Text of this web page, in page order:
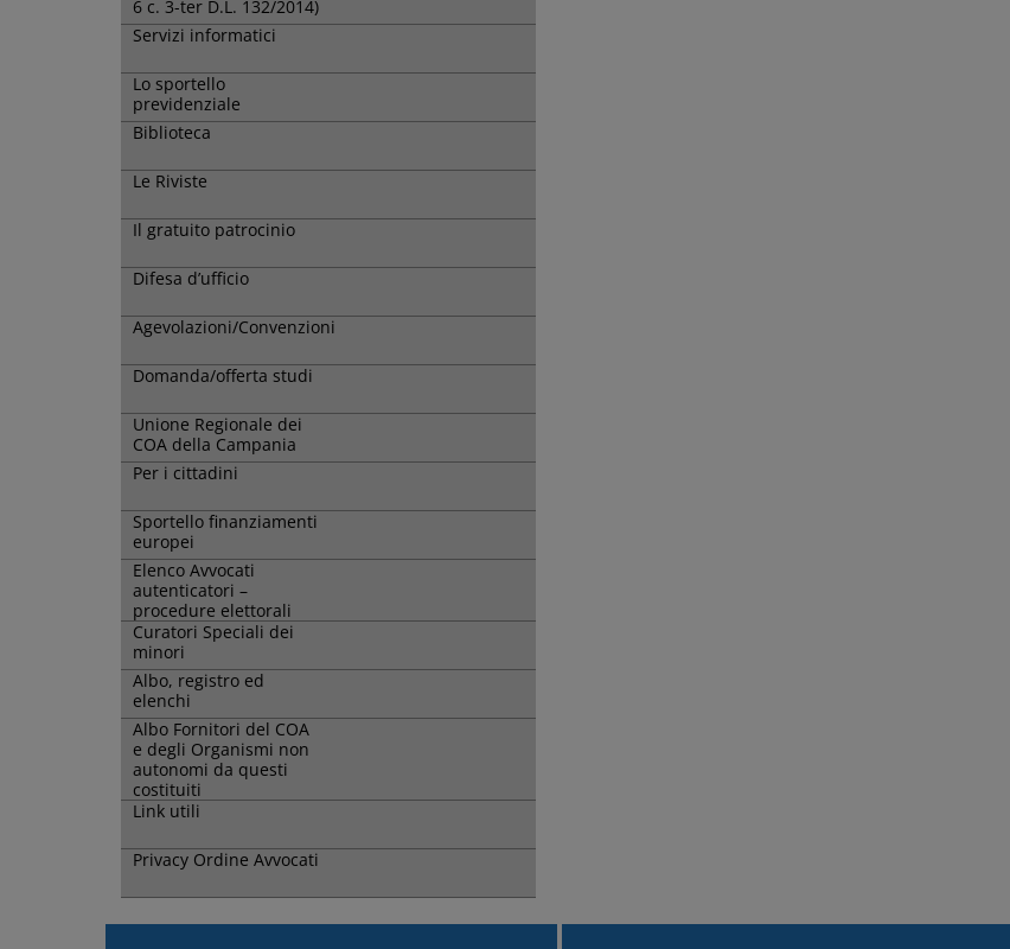
6 c. 3-ter D.L. 132/2014)
Servizi informatici
Lo sportello
previdenziale
Biblioteca
Le Riviste
Il gratuito patrocinio
Difesa d’ufficio
Agevolazioni/Convenzioni
Domanda/offerta studi
Unione Regionale dei
COA della Campania
Per i cittadini
Sportello finanziamenti
europei
Elenco Avvocati
autenticatori –
procedure elettorali
Curatori Speciali dei
minori
Albo, registro ed
elenchi
Albo Fornitori del COA
e degli Organismi non
autonomi da questi
costituiti
Link utili
Privacy Ordine Avvocati